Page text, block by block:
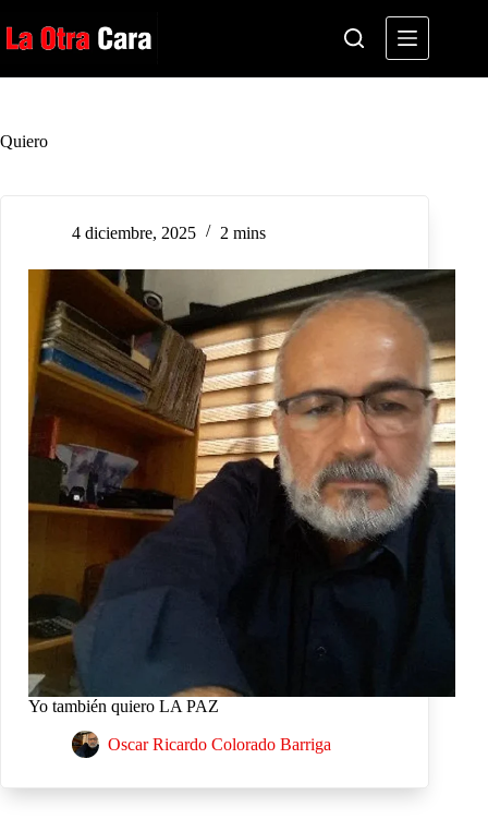
al
contenido
Quiero
4 diciembre, 2025 2 mins
Yo también quiero LA PAZ
Oscar Ricardo Colorado Barriga